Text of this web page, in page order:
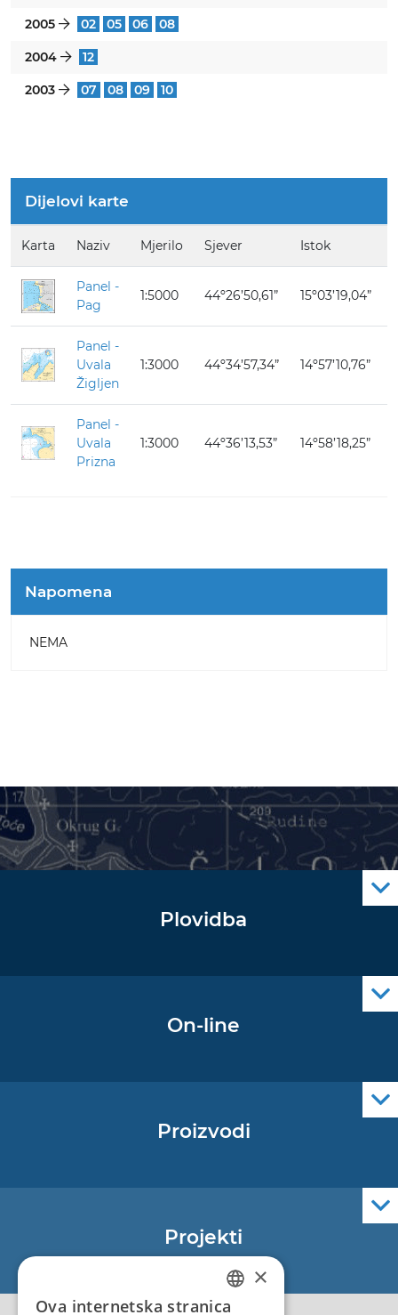
2005 } 02 05 06 08
2004 } 12
2003 } 07 08 09 10
Dijelovi karte
Karta Naziv Mjerilo Sjever Istok
Panel -
Pag
1:5000 44º26’50,61” 15º03’19,04”
Panel -
Uvala
Žigljen
1:3000 44º34’57,34” 14º57’10,76”
Panel -
Uvala
Prizna
1:3000 44º36’13,53” 14º58’18,25”
Napomena
NEMA
Plovidba
On-line
Proizvodi
Projekti
EU - Projekt Core
EU - EU/IPA Projekt JASPPer
CROATIAN
×
Ova internetska stranica